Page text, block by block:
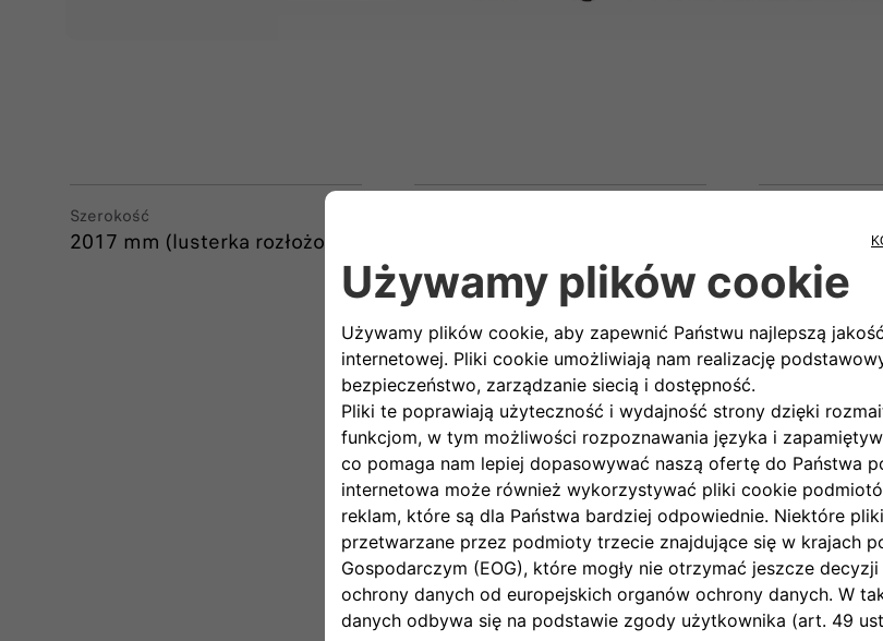
Szerokość
2017 mm (lusterka rozłożone) 1576 mm
Silnik
Napęd elektryczny
Przyspieszenie od 0 do 100 km/h: 11,0 s
Napęd na przednie koła
Moc maksymalna
: 113 KM
Zużycie energii elektrycznej w cyklu
WLTP: 16,8 kWh/100 km